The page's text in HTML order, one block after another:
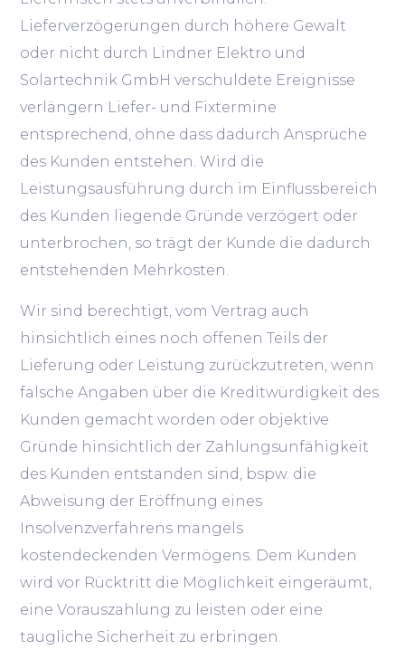
Lieferverzögerungen durch höhere Gewalt
oder nicht durch Lindner Elektro und
Solartechnik GmbH verschuldete Ereignisse
verlängern Liefer- und Fixtermine
entsprechend, ohne dass dadurch Ansprüche
des Kunden entstehen. Wird die
Leistungsausführung durch im Einflussbereich
des Kunden liegende Gründe verzögert oder
unterbrochen, so trägt der Kunde die dadurch
entstehenden Mehrkosten.
Wir sind berechtigt, vom Vertrag auch
hinsichtlich eines noch offenen Teils der
Lieferung oder Leistung zurückzutreten, wenn
falsche Angaben über die Kreditwürdigkeit des
Kunden gemacht worden oder objektive
Gründe hinsichtlich der Zahlungsunfähigkeit
des Kunden entstanden sind, bspw. die
Abweisung der Eröffnung eines
Insolvenzverfahrens mangels
kostendeckenden Vermögens. Dem Kunden
wird vor Rücktritt die Möglichkeit eingeräumt,
eine Vorauszahlung zu leisten oder eine
taugliche Sicherheit zu erbringen.